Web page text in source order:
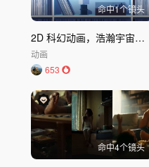
命中1个镜头
2D 科幻动画，浩瀚宇宙的音乐时空之旅 「Echoes」
动画
653
命中4个镜头